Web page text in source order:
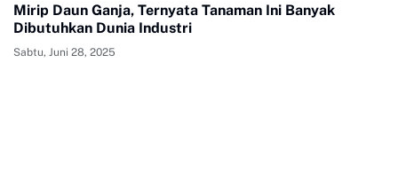
Mirip Daun Ganja, Ternyata Tanaman Ini Banyak
Dibutuhkan Dunia Industri
Sabtu, Juni 28, 2025